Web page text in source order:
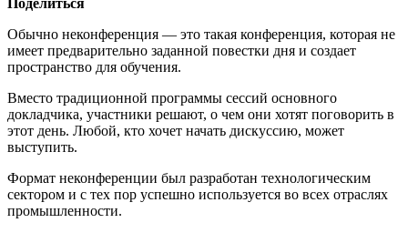
Поделиться
Обычно неконференция — это такая конференция, которая не
имеет предварительно заданной повестки дня и создает
пространство для обучения.
Вместо традиционной программы сессий основного
докладчика, участники решают, о чем они хотят поговорить в
этот день. Любой, кто хочет начать дискуссию, может
выступить.
Формат неконференции был разработан технологическим
сектором и с тех пор успешно используется во всех отраслях
промышленности.